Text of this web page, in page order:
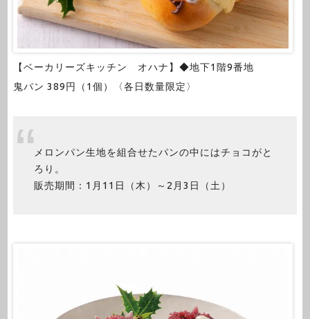
【ベーカリーズキッチン オハナ】◆地下1階9番地
鬼パン 389円（1個）〈各日数量限定〉
メロンパン生地を組合せたパンの中にはチョコがと
ろり。
販売期間：1月11日（木）～2月3日（土）